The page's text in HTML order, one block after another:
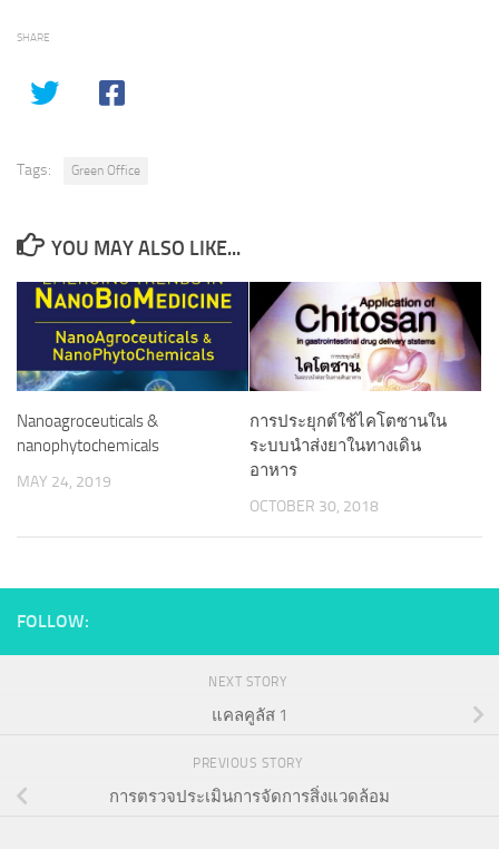
SHARE
Tags: Green Office
YOU MAY ALSO LIKE...
Nanoagroceuticals &
nanophytochemicals
MAY 24, 2019
การประยุกต์ใช้ไคโตซานใน
ระบบนำส่งยาในทางเดิน
อาหาร
OCTOBER 30, 2018
FOLLOW:
NEXT STORY
แคลคูลัส 1
PREVIOUS STORY
การตรวจประเมินการจัดการสิ่งแวดล้อม